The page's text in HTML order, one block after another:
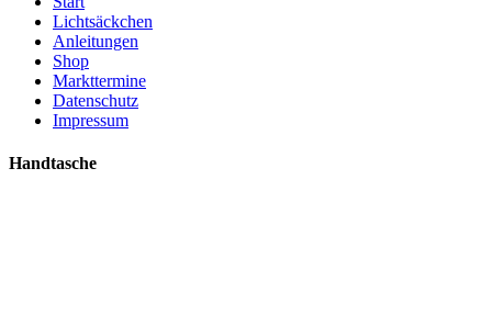
Lichtsäckchen
Anleitungen
Shop
Markttermine
Datenschutz
Impressum
Handtasche